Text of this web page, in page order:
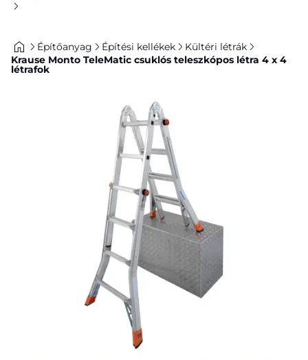
Építőanyag Építési kellékek
Kültéri létrák
Krause Monto TeleMatic csuklós teleszkópos létra 4 x 4
létrafok